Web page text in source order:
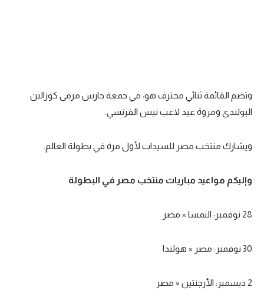
وتضم القائمة ثنائي محترف هو: مي جمعة حارس مرمى كوزالين
البولندي ومروة عيد لاعب نيس الفرنسي.
ويشارك منتخب مصر للسيدات لأول مرة في بطولة العالم.
وإليكم مواعيد مباريات منتخب مصر في البطولة
28 نوفمبر: النمسا × مصر
30 نوفمبر: مصر × هولندا
2 ديسمبر: الأرجنتين × مصر